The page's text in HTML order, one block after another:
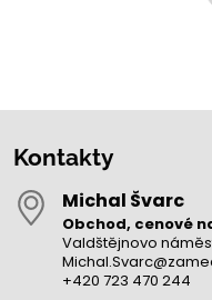
Kontakty
Michal Švarc
Obchod, cenové
Valdštějnovo
+420 723 470 244